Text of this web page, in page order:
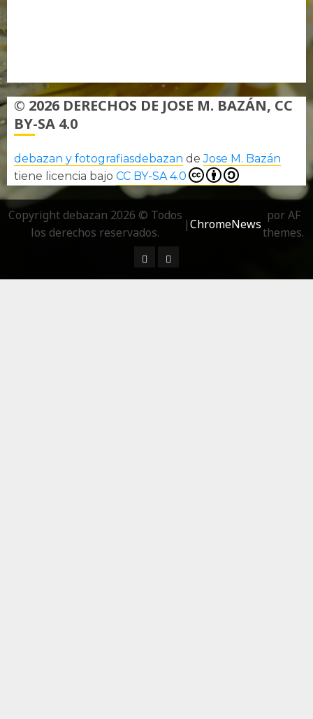
© 2026 DERECHOS DE JOSE M. BAZÁN, CC
BY-SA 4.0
debazan y fotografiasdebazan deJose M. Bazán
tiene licencia bajo CC BY-SA 4.0
Copyright debazan 2026 © Todos
los derechos reservados.
|ChromeNews
por AF
themes.
¿ Quién soy…?
Más información sobre las